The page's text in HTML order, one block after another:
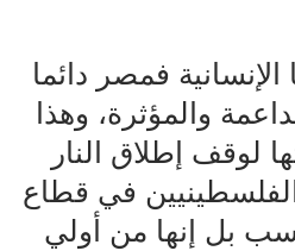
الإنسانية فمصر دائما
والمؤثرة، وهذا
لوقف إطلاق النار
في قطاع
بل إنها من أولي